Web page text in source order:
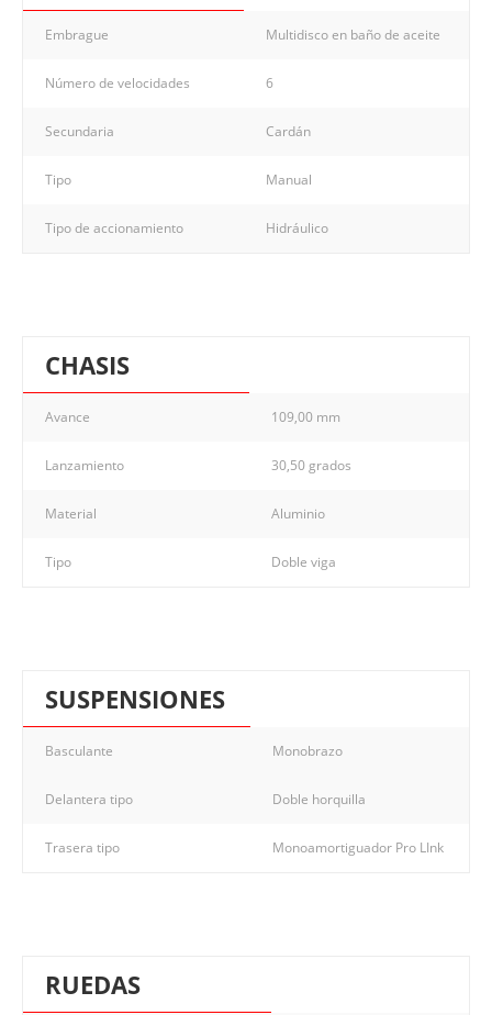
Embrague Multidisco en baño de aceite
Número de velocidades 6
Secundaria Cardán
Tipo Manual
Tipo de accionamiento Hidráulico
CHASIS
Avance 109,00 mm
Lanzamiento 30,50 grados
Material Aluminio
Tipo Doble viga
SUSPENSIONES
Basculante Monobrazo
Delantera tipo Doble horquilla
Trasera tipo Monoamortiguador Pro LInk
RUEDAS